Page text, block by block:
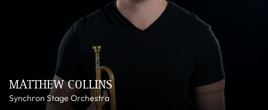
MATTHEW COLLINS
Synchron Stage Orchestra